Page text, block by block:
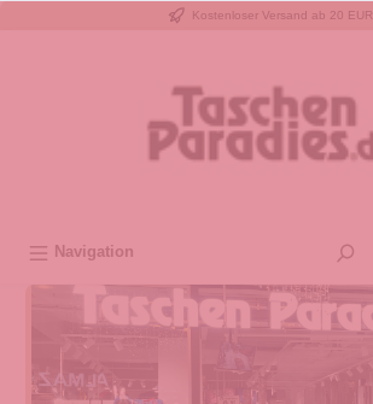
Kostenloser Versand ab 20 EUR
Navigation